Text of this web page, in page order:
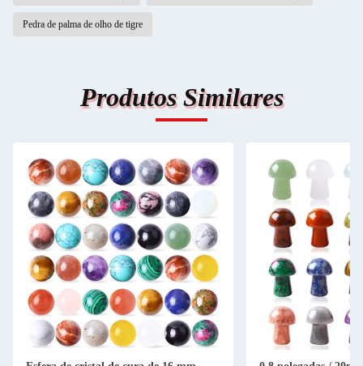
Pedra de palma de olho de tigre
Produtos Similares